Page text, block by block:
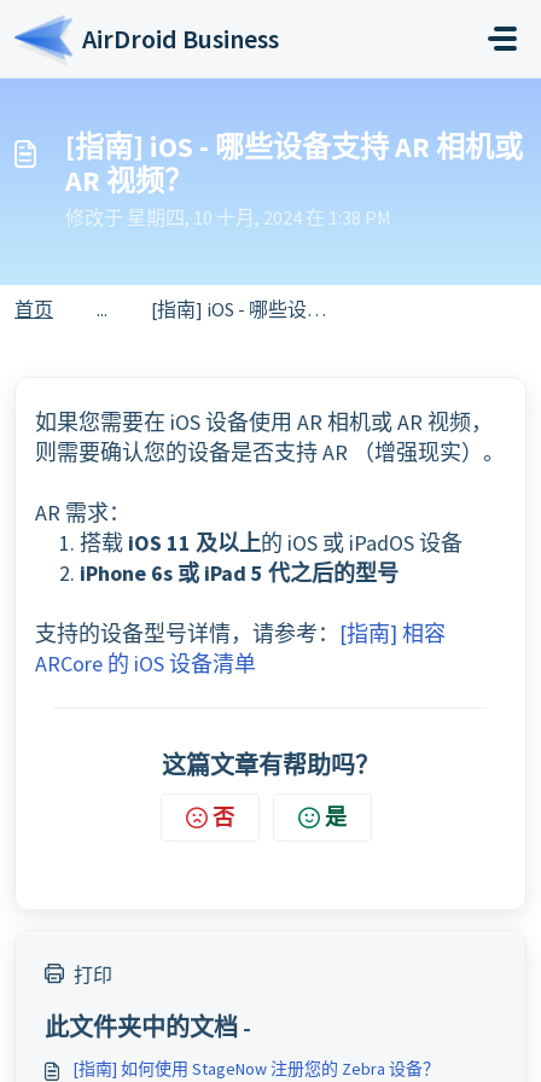
跳过至主要内容
AirDroid Business
[指南] iOS - 哪些设备支持 AR 相机或
AR 视频？
修改于 星期四, 10 十月, 2024 在 1:38 PM
首页 ... [指南] iOS - 哪些设备支持 AR 相机或 AR 视频？
如果您需要在 iOS 设备使用 AR 相机或 AR 视频，
则需要确认您的设备是否支持 AR （增强现实）。
AR 需求：
1. 搭载 iOS 11 及以上的 iOS 或 iPadOS 设备
2. iPhone 6s 或 iPad 5 代之后的型号
支持的设备型号详情，请参考： [指南] 相容
ARCore 的 iOS 设备清单
这篇文章有帮助吗？
否 是
打印
此文件夹中的文档 -
[指南] 如何使用 StageNow 注册您的 Zebra 设备？